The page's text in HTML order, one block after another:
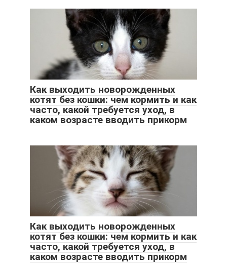
Как выходить новорожденных
котят без кошки: чем кормить и как
часто, какой требуется уход, в
каком возрасте вводить прикорм
Как выходить новорожденных
котят без кошки: чем кормить и как
часто, какой требуется уход, в
каком возрасте вводить прикорм